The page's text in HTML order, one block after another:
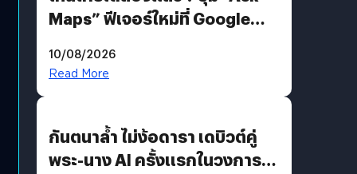
Maps” ฟีเจอร์ใหม่ที่ Google
คุยกับแผนที่ได้แล้ว
10/08/2026
Read More
กันตนาล้ำ ไม่ง้อดารา เดบิวต์คู่
พระ-นาง AI ครั้งแรกในวงการ